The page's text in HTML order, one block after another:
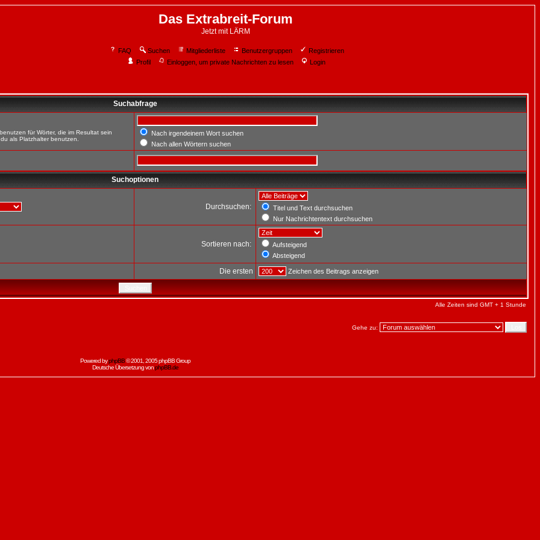
Das Extrabreit-Forum
Jetzt mit LÄRM
FAQ Suchen Mitgliederliste Benutzergruppen
Registrieren
Profil
Einloggen, um private Nachrichten zu lesen Login
Suchabfrage
für Wörter, die im Resultat sein
als Platzhalter benutzen.
Nach irgendeinem Wort suchen
Nach allen Wörtern suchen
Suchoptionen
Durchsuchen:
Titel und Text durchsuchen
Nur Nachrichtentext durchsuchen
Sortieren nach:
Aufsteigend
Absteigend
Die ersten Zeichen des Beitrags anzeigen
Alle Zeiten sind GMT + 1 Stunde
Gehe zu:
Powered byphpBB© 2001, 2005 phpBB Group
Deutsche Übersetzung vonphpBB.de